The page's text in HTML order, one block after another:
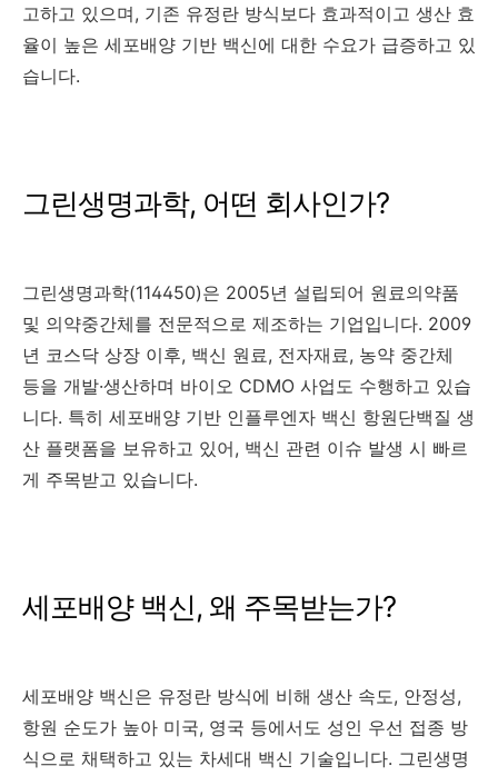
고하고 있으며, 기존 유정란 방식보다 효과적이고 생산 효
율이 높은 세포배양 기반 백신에 대한 수요가 급증하고 있
습니다.
그린생명과학, 어떤 회사인가?
그린생명과학(114450)은 2005년 설립되어 원료의약품
및 의약중간체를 전문적으로 제조하는 기업입니다. 2009
년 코스닥 상장 이후, 백신 원료, 전자재료, 농약 중간체
등을 개발·생산하며 바이오 CDMO 사업도 수행하고 있습
니다. 특히 세포배양 기반 인플루엔자 백신 항원단백질 생
산 플랫폼을 보유하고 있어, 백신 관련 이슈 발생 시 빠르
게 주목받고 있습니다.
세포배양 백신, 왜 주목받는가?
세포배양 백신은 유정란 방식에 비해 생산 속도, 안정성,
항원 순도가 높아 미국, 영국 등에서도 성인 우선 접종 방
식으로 채택하고 있는 차세대 백신 기술입니다. 그린생명